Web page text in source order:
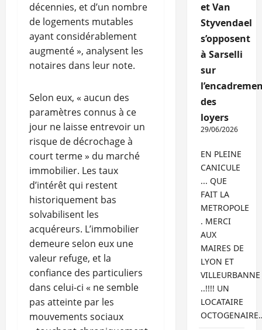
décennies, et d’un nombre
de logements mutables
ayant considérablement
augmenté », analysent les
notaires dans leur note.
Selon eux, « aucun des
paramètres connus à ce
jour ne laisse entrevoir un
risque de décrochage à
court terme » du marché
immobilier. Les taux
d’intérêt qui restent
historiquement bas
solvabilisent les
acquéreurs. L’immobilier
demeure selon eux une
valeur refuge, et la
confiance des particuliers
dans celui-ci « ne semble
pas atteinte par les
mouvements sociaux
et Van
Styvendael
s’opposent
à Sarselli
sur
des
loyers
29/06/2026
EN PLEINE
CANICULE
... QUE
FAIT LA
METROPOLE
. MERCI
AUX
MAIRES DE
LYON ET
VILLEURBANNE
..!!!! UN
LOCATAIRE